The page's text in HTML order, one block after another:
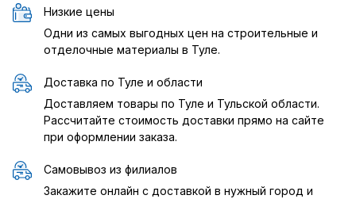
Низкие цены
Одни из самых выгодных цен на строительные и
отделочные материалы в Туле.
Доставка по Туле и области
Доставляем товары по Туле и Тульской области.
Рассчитайте стоимость доставки прямо на сайте
при оформлении заказа.
Самовывоз из филиалов
Закажите онлайн с доставкой в нужный город и